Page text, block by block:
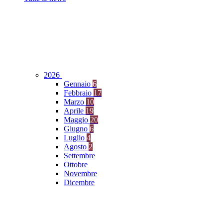
2026
Gennaio 6
Febbraio 17
Marzo 10
Aprile 19
Maggio 20
Giugno 6
Luglio 4
Agosto 2
Settembre
Ottobre
Novembre
Dicembre